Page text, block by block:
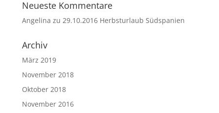
Neueste Kommentare
Angelina zu 29.10.2016 Herbsturlaub Südspanien
Archiv
März 2019
November 2018
Oktober 2018
November 2016